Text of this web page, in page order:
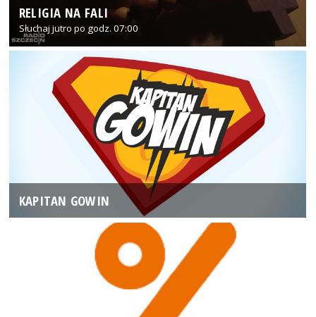
RELIGIA NA FALI
Słuchaj jutro po godz. 07:00
KAPITAN GOWIN